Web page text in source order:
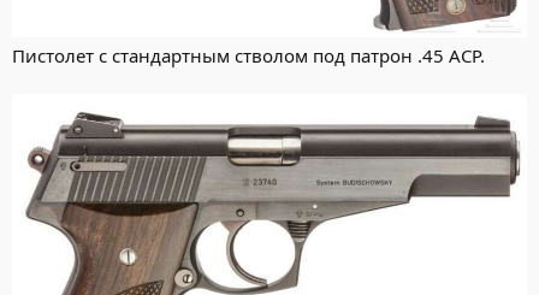
Пистолет с стандартным стволом под патрон .45 АСР.